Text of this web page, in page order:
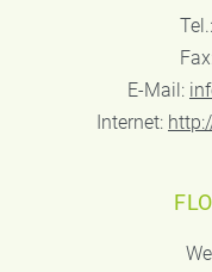
Tel.:
E-Mail:
Internet: